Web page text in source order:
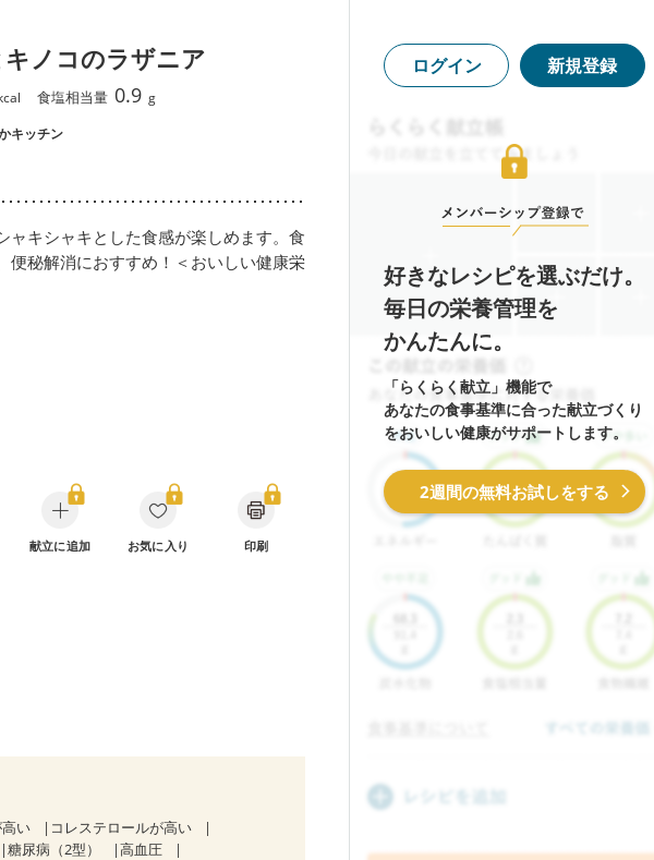
ノコのラザニア
食塩相当量 0.9 g
キッチン
ャキシャキとした食感が楽しめます。食
便秘解消におすすめ！＜おいしい健康栄
献立に追加 お気に入り 印刷
い
コレステロールが高い
糖尿病（2型）
高血圧
ログイン 新規登録
好きなレシピを選ぶだけ。
毎日の栄養管理を
かんたんに。
「らくらく献立」機能で
あなたの食事基準に合った献立づくり
をおいしい健康がサポートします。
2週間の無料お試しをする